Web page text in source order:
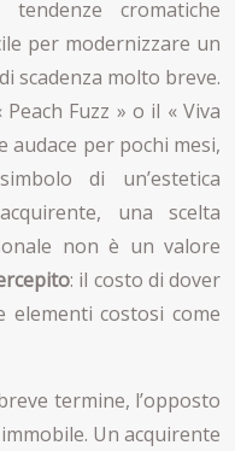
tendenze cromatiche
per modernizzare un
scadenza molto breve.
Fuzz » o il « Viva
audace per pochi mesi,
di un’estetica
una scelta
non è un valore
: il costo di dover
costosi come
termine, l’opposto
Un acquirente